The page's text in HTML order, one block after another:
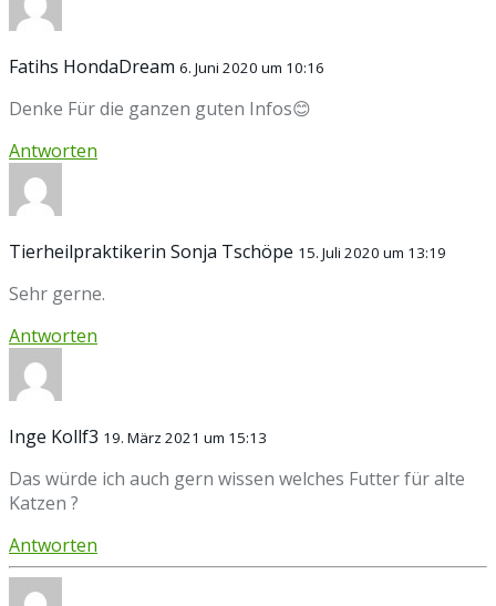
Fatihs HondaDream 6. Juni 2020 um 10:16
Denke Für die ganzen guten Infos😊
Antworten
Tierheilpraktikerin Sonja Tschöpe 15. Juli 2020 um 13:19
Sehr gerne.
Antworten
Inge Kollf3 19. März 2021 um 15:13
Das würde ich auch gern wissen welches Futter für alte
Katzen ?
Antworten